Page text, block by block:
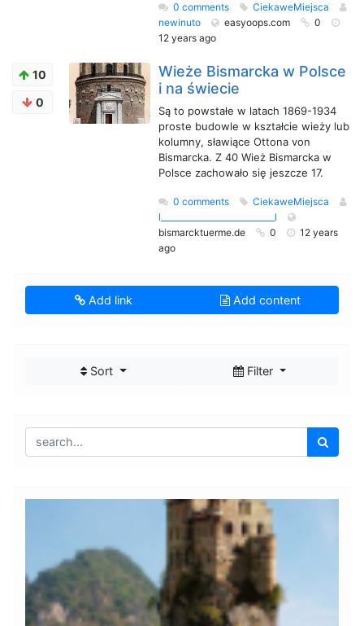
0 comments
CiekaweMiejsca
newinuto
easyoops.com
0
12 years ago
10
0
Wieże Bismarcka w Polsce
i na świecie
Są to powstałe w latach 1869-1934
proste budowle w kształcie wieży lub
kolumny, sławiące Ottona von
Bismarcka. Z 40 Wież Bismarcka w
Polsce zachowało się jeszcze 17.
0 comments
CiekaweMiejsca
l____________________________l
bismarcktuerme.de
0
12 years
ago
Add link Add content
Sort Filter